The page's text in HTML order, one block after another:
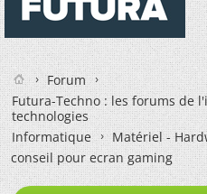
Forum
Futura-Techno : les forums de
technologies
Informatique
Matériel -
conseil pour ecran gaming